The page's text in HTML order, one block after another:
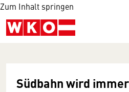
Zum Inhalt springen
Südbahn wird